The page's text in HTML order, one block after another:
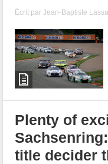
Écrit parJean-Baptiste
Plenty of
title decider